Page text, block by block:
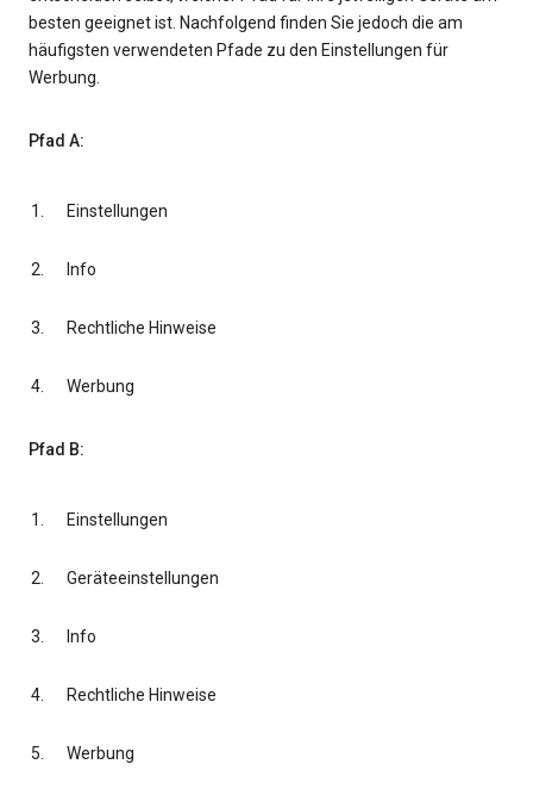
besten geeignet ist. Nachfolgend finden Sie jedoch die am
häufigsten verwendeten Pfade zu den Einstellungen für
Werbung.
Pfad A:
Einstellungen
Info
Rechtliche Hinweise
Werbung
Pfad B:
Einstellungen
Geräteeinstellungen
Info
Rechtliche Hinweise
Werbung